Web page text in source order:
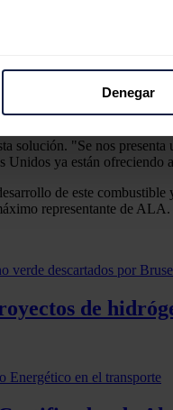
personalizar el
información sobre el
pueden
Denegar
que ya se puede
la producción de SAF a
ecológica en el sector
podría generar
"Se nos
ya están
de este
representante de ALA.
de